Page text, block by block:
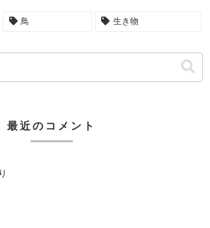
鳥 生き物
最近のコメント